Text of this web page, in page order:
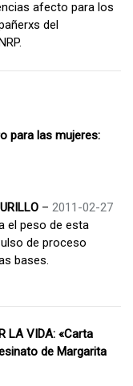
afecto para los
del
para las mujeres:
– 2011-02-27
el peso de esta
de proceso
bases.
LA VIDA: «Carta
de Margarita